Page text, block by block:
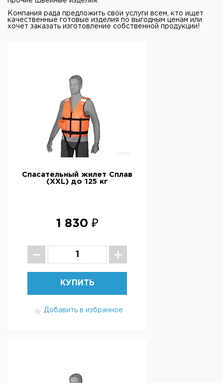
Компания рада предложить свои услуги всем, кто ищет
качественные готовые изделия по выгодным ценам или
хочет заказать изготовление собственной продукции!
Спасательный жилет Сплав
(XXL) до 125 кг
1 830 ₽
КУПИТЬ
Добавить в избранное